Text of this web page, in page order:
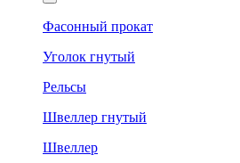
Фасонный прокат
Уголок гнутый
Рельсы
Швеллер гнутый
Швеллер